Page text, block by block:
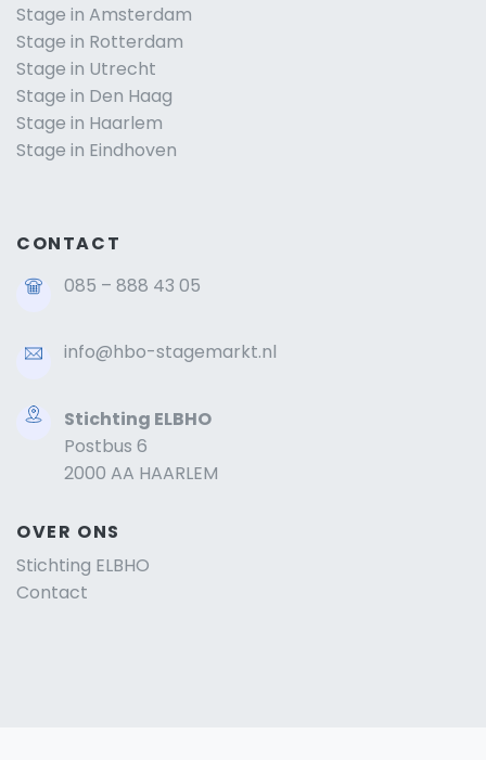
Stage in Amsterdam
Stage in Rotterdam
Stage in Utrecht
Stage in Den Haag
Stage in Haarlem
Stage in Eindhoven
CONTACT
085 – 888 43 05
info@hbo-stagemarkt.nl
Stichting ELBHO
Postbus 6
2000 AA HAARLEM
OVER ONS
Stichting ELBHO
Contact